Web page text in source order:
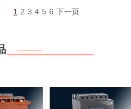
吧！…
1 2 3 4 5 6 下一页